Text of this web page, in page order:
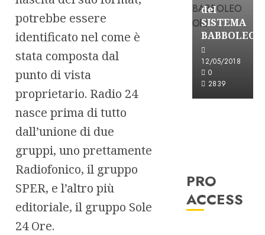
potrebbe essere
identificato nel come è
stata composta dal
punto di vista
proprietario. Radio 24
nasce prima di tutto
dall’unione di due
gruppi, uno prettamente
Radiofonico, il gruppo
SPER, e l’altro più
editoriale, il gruppo Sole
24 Ore.
del
SISTEMA
BABBOLEO
12/05/2018
0
2839
PRO
ACCESS